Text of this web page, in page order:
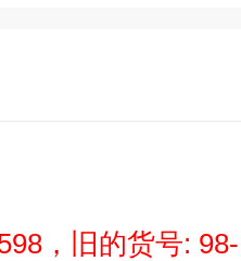
，旧的货号: